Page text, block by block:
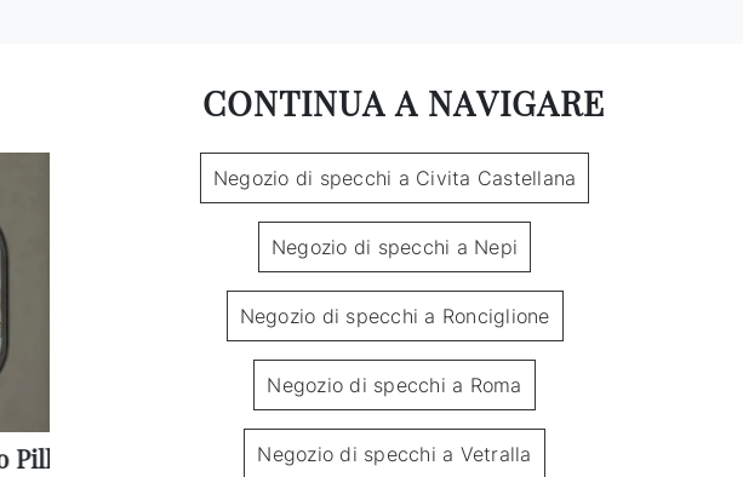
Pill Soil
CONTINUA A NAVIGARE
Negozio di specchi a Civita Castellana
Negozio di specchi a Nepi
Negozio di specchi a Ronciglione
Negozio di specchi a Roma
Negozio di specchi a Vetralla